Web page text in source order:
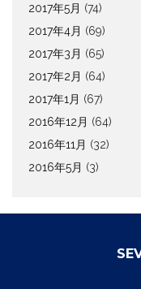
2017年5月 (74)
2017年4月 (69)
2017年3月 (65)
2017年2月 (64)
2017年1月 (67)
2016年12月 (64)
2016年11月 (32)
2016年5月 (3)